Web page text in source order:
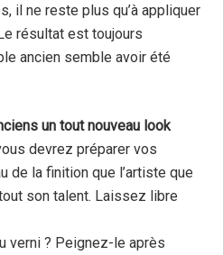
il ne reste plus qu’à appliquer
résultat est toujours
ancien semble avoir été
un tout nouveau look
devrez préparer vos
de la finition que l’artiste que
son talent. Laissez libre
verni ? Peignez-le après